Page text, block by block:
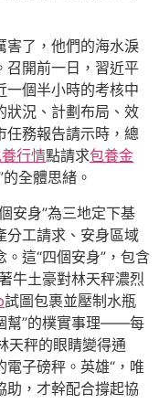
害了，他們的海水淚
召開前一日，習近平
一個半小時的考核中
狀況、計劃布局、效
任務報告請示時，總
行情點請求包養金
全體思緒。
安身”為三地定下基
分工請求、安身區域
。這“四個安身”，包含
牛土豪對林天秤濃烈
試圖包裹並壓制水瓶
幫”的樸實事理——每
天秤的眼睛變得通
電子磅秤。英雄“，唯
助，才幹配合撐起協